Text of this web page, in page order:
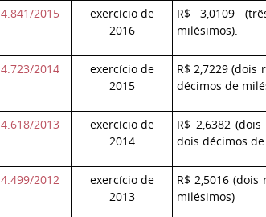
4.841/2015
exercício de
2016
R$ 3,0109
milésimos).
4.723/2014
exercício de
2015
R$ 2,7229 (dois
décimos de
4.618/2013
exercício de
2014
R$ 2,6382
dois décimos
4.499/2012
exercício de
2013
R$ 2,5016
milésimos)